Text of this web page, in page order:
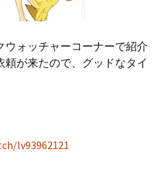
ォッチャーコーナーで紹介
が来たので、グッドなタイ
lv93962121